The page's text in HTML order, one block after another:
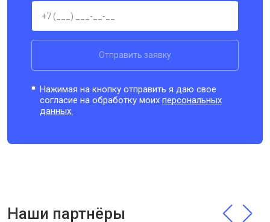
Отправить заявку
Нажимая на кнопку отправить я даю свое
согласие на обработку моихперсональных
данных.
Наши партнёры